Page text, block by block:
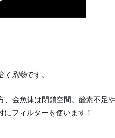
く別物です。
、金魚鉢は閉鎖空間。酸素不足
フィルターを使います！